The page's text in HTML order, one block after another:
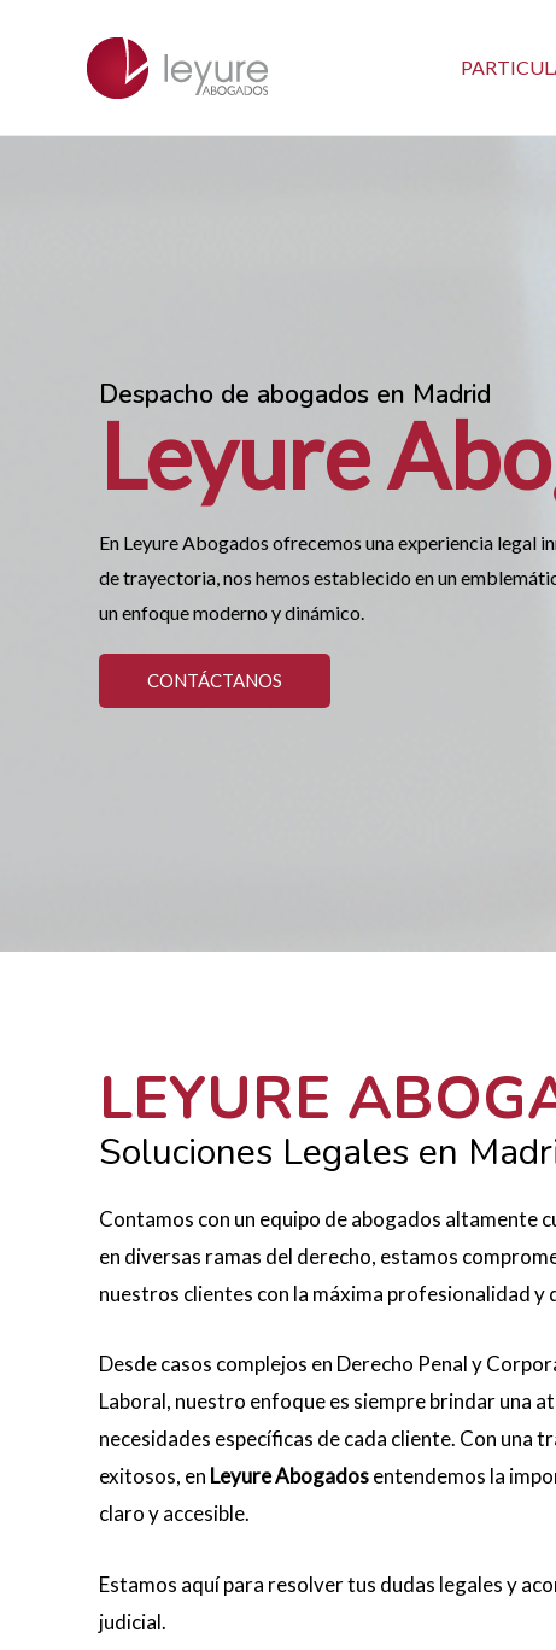
Despacho de abogados en Madrid
Leyure
En Leyure Abogados ofrecemos una experiencia legal
de trayectoria, nos hemos establecido en un
un enfoque moderno y dinámico.
CONTÁCTANOS
LEYURE
Soluciones Legales en
Contamos con un equipo de abogados altamente
en diversas ramas del derecho, estamos
nuestros clientes con la máxima profesionalidad y
Desde casos complejos en Derecho Penal y
Laboral, nuestro enfoque es siempre brindar una
necesidades específicas de cada cliente. Con una
exitosos, en Leyure Abogadosentendemos la
claro y accesible.
Estamos aquí para resolver tus dudas legales y
judicial.